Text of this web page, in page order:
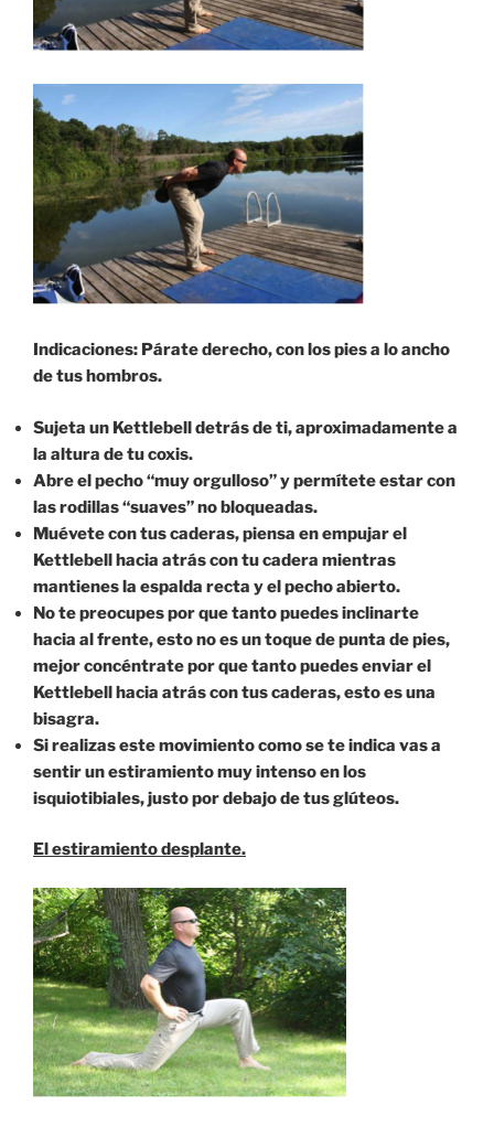
Indicaciones: Párate derecho, con los pies a lo ancho
de tus hombros.
Sujeta un Kettlebell detrás de ti, aproximadamente a
la altura de tu coxis.
Abre el pecho “muy orgulloso” y permítete estar con
las rodillas “suaves” no bloqueadas.
Muévete con tus caderas, piensa en empujar el
Kettlebell hacia atrás con tu cadera mientras
mantienes la espalda recta y el pecho abierto.
No te preocupes por que tanto puedes inclinarte
hacia al frente, esto no es un toque de punta de pies,
mejor concéntrate por que tanto puedes enviar el
Kettlebell hacia atrás con tus caderas, esto es una
bisagra.
Si realizas este movimiento como se te indica vas a
sentir un estiramiento muy intenso en los
isquiotibiales, justo por debajo de tus glúteos.
El estiramiento desplante.